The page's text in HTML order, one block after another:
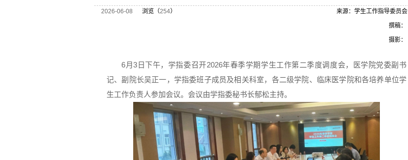
2026-06-08 浏览（254） 来源：学生工作指导委员会
撰稿：
摄影：
6月3日下午，学指委召开2026年春季学期学生工作第二季度调度会，医学院党委副书
记、副院长吴正一，学指委班子成员及相关科室，各二级学院、临床医学院和各培养单位学
生工作负责人参加会议。会议由学指委秘书长郁松主持。